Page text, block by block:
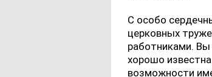
С особо
церковных
работниками.
хорошо
возможности